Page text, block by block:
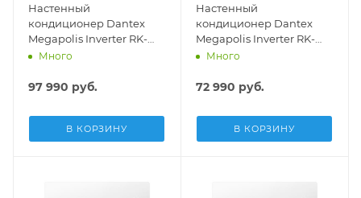
Настенный
кондиционер Dantex
Megapolis Inverter RK-
24MDMIG /RK-24MDMIEG
Много
97 990 руб.
В КОРЗИНУ
Настенный
кондиционер Dantex
Megapolis Inverter RK-
18MDMIG /RK-18MDMIEG
Много
72 990 руб.
В КОРЗИНУ